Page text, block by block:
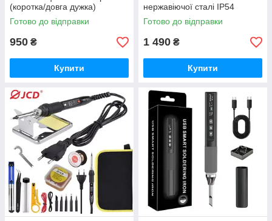
(коротка/довга дужка)
Готово до відправки
950 ₴
Купити
нержавіючої сталі IP54
Готово до відправки
1 490 ₴
Купити